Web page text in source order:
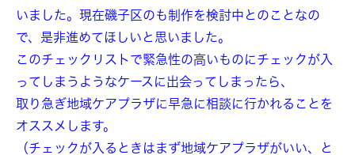
いました。現在磯子区のも制作を検討中とのことなの
で、是非進めてほしいと思いました。
このチェックリストで緊急性の高いものにチェックが入
ってしまうようなケースに出会ってしまったら、
取り急ぎ地域ケアプラザに早急に相談に行かれることを
オススメします。
（チェックが入るときはまず地域ケアプラザがいい、と